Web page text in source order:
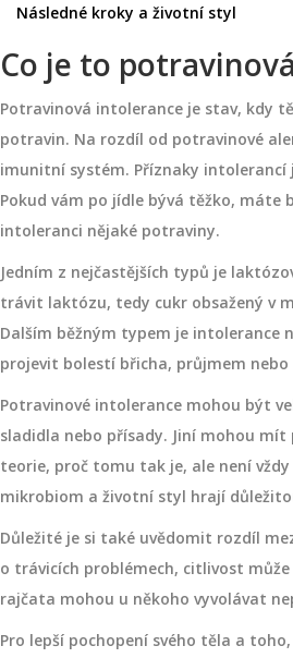
Následné kroky a životní styl
Co je to
Potravinová intolerance je stav, kdy
potravin. Na rozdíl od potravinové
imunitní systém. Příznaky intolerancí
Pokud vám po jídle bývá těžko,
intoleranci nějaké potraviny.
Jedním z nejčastějších typů je
trávit laktózu, tedy cukr obsažený v
Dalším běžným typem je intolerance
projevit bolestí břicha, průjmem nebo
Potravinové intolerance mohou být
sladidla nebo přísady. Jiní mohou
teorie, proč tomu tak je, ale není
mikrobiom a životní styl hrají
Důležité je si také uvědomit rozdíl
o trávicích problémech, citlivost
rajčata mohou u někoho vyvolávat
Pro lepší pochopení svého těla a
PÉČE O PLEŤ